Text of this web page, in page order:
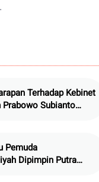
Terhadap Kebinet
Prabowo Subianto
Pemuda
Dipimpin Putra